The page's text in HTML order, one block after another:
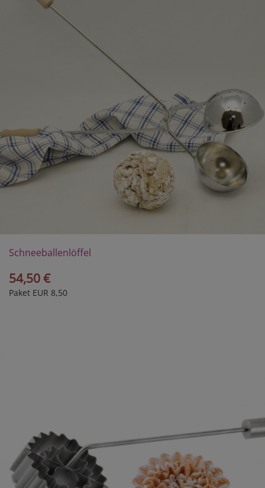
Schneeballenlöffel
54,50 €
Paket EUR 8,50